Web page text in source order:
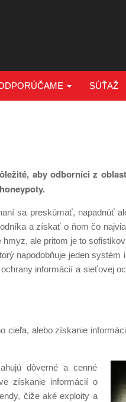
SÚŤAŽ
aby odborníci z
sa preskúmať, napadnúť
a získať o ňom čo
ale pritom je to
napodobňuje jeden systém
informácií a sieťovej
cieľa, alebo získanie
dôverné a cenné
získanie informácií o
čiže aké exploity a